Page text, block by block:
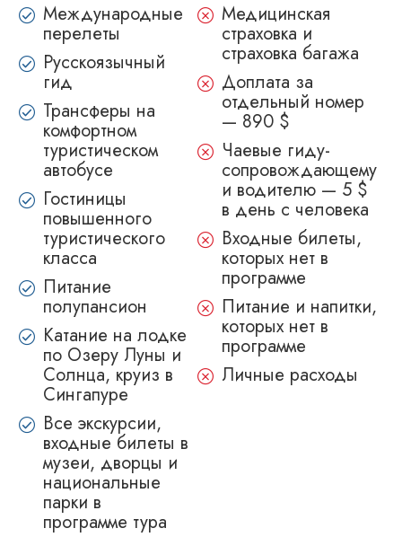
Международные
перелеты
Русскоязычный
гид
Трансферы на
комфортном
туристическом
автобусе
Гостиницы
повышенного
туристического
класса
Питание
полупансион
Катание на лодке
по Озеру Луны и
Солнца, круиз в
Сингапуре
Все экскурсии,
входные билеты в
музеи, дворцы и
национальные
парки в
программе тура
Медицинская
страховка и
страховка багажа
Доплата за
отдельный номер
— 890 $
Чаевые гиду-
сопровождающему
и водителю — 5 $
в день с человека
Входные билеты,
которых нет в
программе
Питание и напитки,
которых нет в
программе
Личные расходы